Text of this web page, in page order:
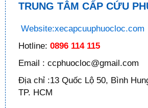
TRUNG TÂM CẤP CỨU
Website:xecapcuuphuocloc.com
Hotline: 0896 114 115
Email : ccphuocloc@gmail.com
Địa chỉ :13 Quốc Lộ 50, Bình
TP. HCM